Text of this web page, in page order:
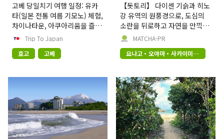
고베 당일치기 여행 일정: 유카
타(일본 전통 여름 기모노) 체험,
차이나타운, 아쿠아리움을 즐겨
보세요.Trip To Japan
효고
고베
【돗토리】 다이센 기슭과 히노
강 유역의 원풍경으로, 도심의
소란을 뒤로하고 자연을 만끽하
는 느긋한 여행
MATCHA-PR
요나고・오야마・사카이미나
토